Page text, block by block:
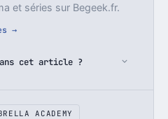
et séries sur Begeek.fr.
→
cet article ?
ACADEMY